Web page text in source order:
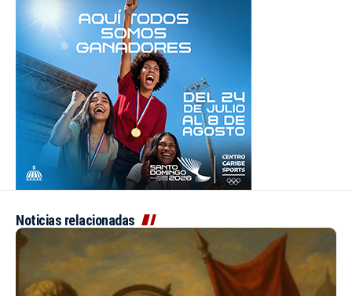
Noticias relacionadas